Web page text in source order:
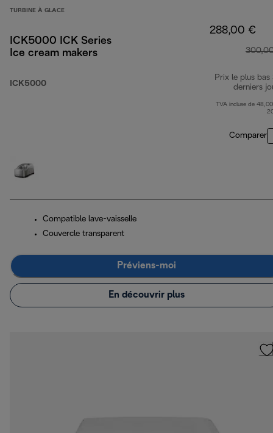
TURBINE À GLACE
ICK5000 ICK Series
Ice cream makers
ICK5000
288,00 €
Prix le plus bas
derniers
TVA incluse de
Comparer
Compatible lave-vaisselle
Couvercle transparent
Préviens-moi
En découvrir plus